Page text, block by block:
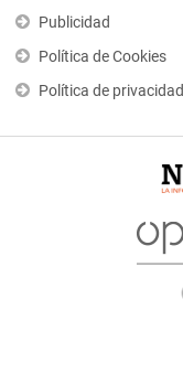
Publicidad
Política de Cookies
Política de privacidad